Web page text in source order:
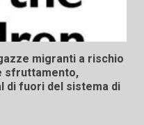
migranti a rischio
sfruttamento,
di fuori del sistema di